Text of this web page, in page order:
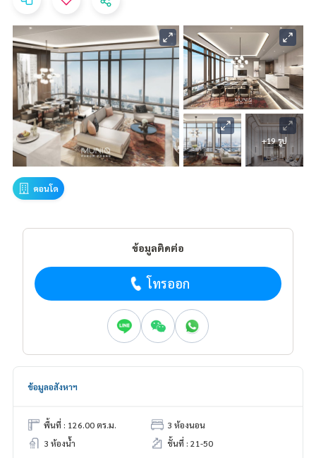
+19 รูป
คอนโด
ข้อมูลติดต่อ
โทรออก
ข้อมูลอสังหาฯ
พื้นที่ : 126.00 ตร.ม.
3 ห้องนอน
3 ห้องน้ำ
ชั้นที่ : 21-50